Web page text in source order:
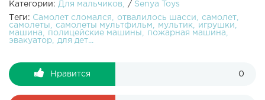
Категории: Для мальчиков / Senya Toys
Теги: Самолет сломался отвалилось шасси
самолет
самолеты
самолеты мультфильм мультик
игрушки
машина
полицейские машины
пожарная машина
эвакуатор
для дет...
Нравится 0